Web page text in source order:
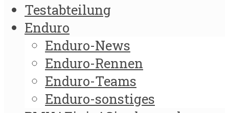
Testabteilung
Enduro
Enduro-News
Enduro-Rennen
Enduro-Teams
Enduro-sonstiges